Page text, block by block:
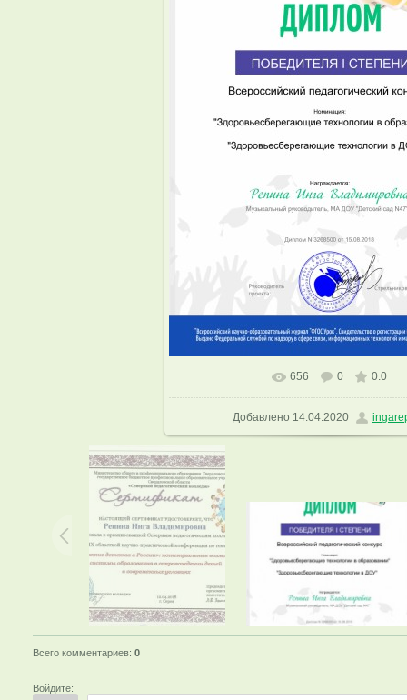
В реальном размере 1131x1600
656 0 0.0
Добавлено 14.04.2020
Всего комментариев:0
Войдите: